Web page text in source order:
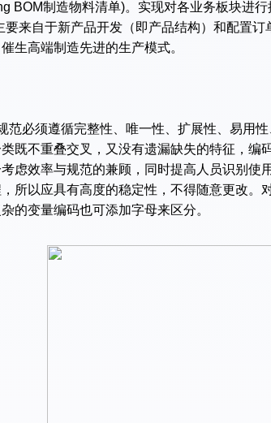
BOM制造物料清单)。实现对各业务板块进
要来自于新产品开发（即产品结构）和配置
生高端制造先进的生产模式。
必须遵循完整性、唯一性、扩展性、易用
既不重叠交叉，又没有遗漏缺失的特征，编
虑效率与规范的兼顾，同时提高人员识别使
所以应具有高度的稳定性，不得随意更改。
的变量编码也可添加字母来区分。